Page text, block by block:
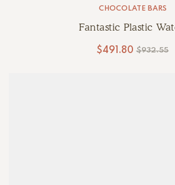
CHOCOLATE BARS
Fantastic Plastic
$932.55
$491.80